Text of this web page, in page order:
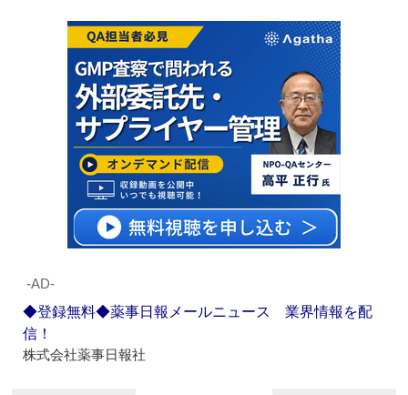
‐AD‐
◆登録無料◆薬事日報メールニュース 業界情報を配
信！
株式会社薬事日報社